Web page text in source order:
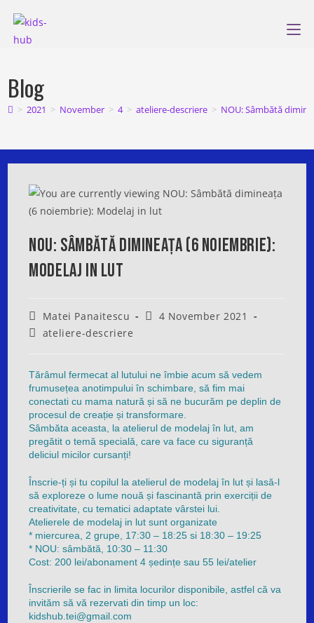
content
Blog
> 2021 > November > 4 > ateliere-descriere > NOU: Sâmbătă
NOU: Sâmbătă Dimineața (6 Noiembrie):
Modelaj In Lut
Post
author:
Matei Panaitescu
Post4 November 2021
Postateliere-descriere
Tărâmul fermecat al lutului ne îmbie acum să vedem
frumusețea anotimpului în schimbare, să fim mai
conectati cu mama natură și să ne bucurăm pe deplin de
procesul de creație și transformare.
Sâmbăta aceasta, la atelierul de modelaj în lut, am
pregătit o temă specială, care va face cu siguranță
deliciul micilor cursanți!
Înscrie-ți și tu copilul la atelierul de modelaj în lut și lasă-l
să exploreze o lume nouă și fascinantă prin exerciții de
creativitate, cu tematici adaptate vârstei lui.
Atelierele de modelaj in lut sunt organizate
* miercurea, 2 grupe, 17:30 – 18:25 si 18:30 – 19:25
* NOU: sâmbătă, 10:30 – 11:30
Cost: 200 lei/abonament 4 ședințe sau 55 lei/atelier
Înscrierile se fac in limita locurilor disponibile, astfel că va
invităm să vă rezervati din timp un loc:
kidshub.tei@gmail.com